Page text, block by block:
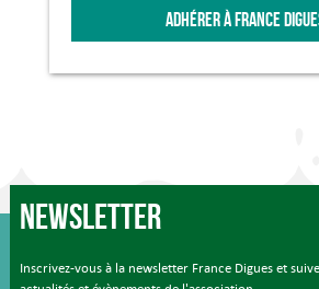
ADHÉRER À FRANCE
Newsletter
Inscrivez-vous à la newsletter France Digues et